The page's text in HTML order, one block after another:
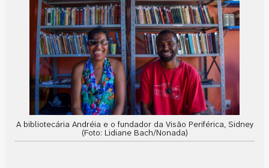
A bibliotecária Andréia e o fundador da Visão Periférica, Sidney
(Foto: Lidiane Bach/Nonada)